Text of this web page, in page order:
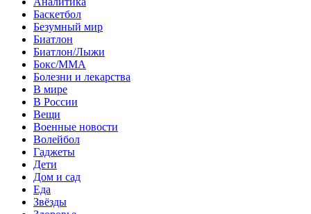
Баскетбол
Безумный мир
Биатлон
Биатлон/Лыжи
Бокс/MMA
Болезни и лекарства
В мире
В России
Вещи
Военные новости
Волейбол
Гаджеты
Дети
Дом и сад
Еда
Звёзды